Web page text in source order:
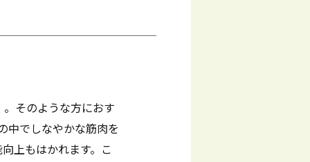
そのような方におす
中でしなやかな筋肉を
上もはかれます。こ